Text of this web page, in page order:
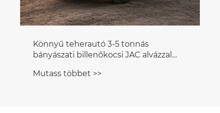
Könnyű teherautó 3-5 tonnás
bányászati ​​billenőkocsi JAC alvázzal
Mutass többet >>